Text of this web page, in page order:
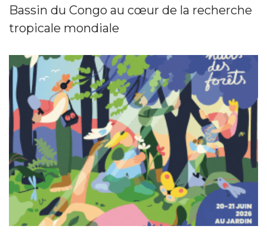
Bassin du Congo au cœur de la recherche
tropicale mondiale